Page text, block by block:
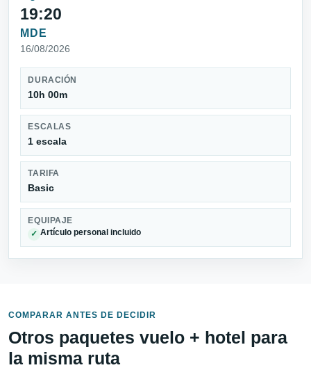
19:20
MDE
16/08/2026
DURACIÓN
10h 00m
ESCALAS
1 escala
TARIFA
Basic
EQUIPAJE
✓ Artículo personal incluido
COMPARAR ANTES DE DECIDIR
Otros paquetes vuelo + hotel para
la misma ruta